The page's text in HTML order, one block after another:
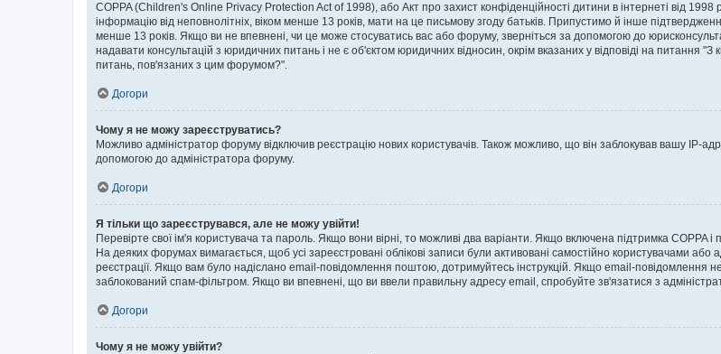
COPPA (Children's Online Privacy Protection Act of 1998), або Акт про захист конфіденційності дитини в інтернеті від
інформацію від неповнолітніх, віком менше 13 років, мати на це письмову згоду батьків. Припустимо й інше
менше 13 років. Якщо ви не впевнені, чи це може стосуватись вас або форуму, зверніться за допомогою до
надавати консультацій з юридичних питань і не є об'єктом юридичних відносин, окрім вказаних у відповіді на питання
питань, пов'язаних з цим форумом?".
Догори
Чому я не можу зареєструватись?
Можливо адміністратор форуму відключив реєстрацію нових користувачів. Також можливо, що він заблокував вашу IP-
допомогою до адміністратора форуму.
Догори
Я тільки що зареєструвався, але не можу увійти!
Перевірте свої ім'я користувача та пароль. Якщо вони вірні, то можливі два варіанти. Якщо включена підтримка COPPA
На деяких форумах вимагається, щоб усі зареєстровані облікові записи були активовані самостійно користувачами
реєстрації. Якщо вам було надіслано email-повідомлення поштою, дотримуйтесь інструкцій. Якщо email-
заблокований спам-фільтром. Якщо ви впевнені, що ви ввели правильну адресу email, спробуйте зв'язатися з
Догори
Чому я не можу увійти?